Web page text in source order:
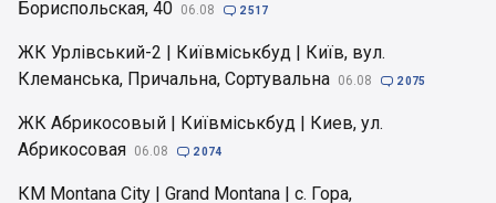
Бориспольская, 40 06.08  2 517
ЖК Урлівський-2 | Київміськбуд | Київ, вул.
Клеманська, Причальна, Сортувальна 06.08  2 075
ЖК Абрикосовый | Київміськбуд | Киев, ул.
Абрикосовая 06.08  2 074
КМ Montana City | Grand Montana | с. Гора,